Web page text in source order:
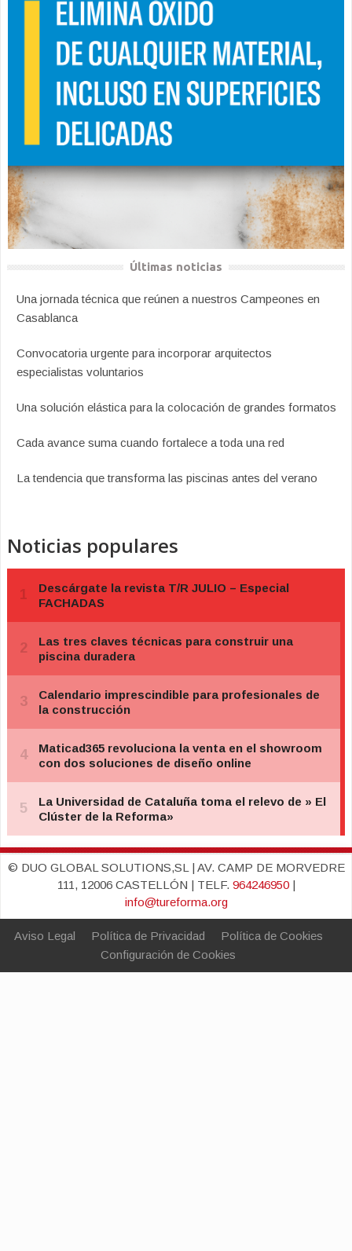
Últimas noticias
Una jornada técnica que reúnen a nuestros Campeones en
Casablanca
Convocatoria urgente para incorporar arquitectos
especialistas voluntarios
Una solución elástica para la colocación de grandes formatos
Cada avance suma cuando fortalece a toda una red
La tendencia que transforma las piscinas antes del verano
Noticias populares
© DUO GLOBAL SOLUTIONS,SL | AV. CAMP DE MORVEDRE
111, 12006 CASTELLÓN | TELF. 964246950|
info@tureforma.org
Aviso Legal Política de Privacidad
Política de Cookies
Configuración de Cookies